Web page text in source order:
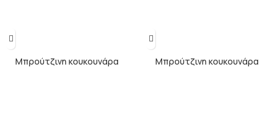
Μπρούτζινη κουκουνάρα Μπρούτζινη κουκουνάρα